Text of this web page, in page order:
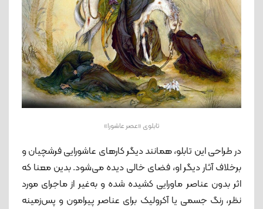
تابلوی «عصر عاشورا»
در طراحی این تابلو، همانند دیگر کارهای عاشورایی فرشچیان و
برخلاف آثار دیگر او، فضای خالی دیده می‌شود. بدین معنا که
اثر بدون عناصر ماورایی کشیده شده و به‌غیر از ماجرای مورد
نظر، رنگ جسمی یا آکرولیک برای عناصر پیرامون و پس‌زمینه‌